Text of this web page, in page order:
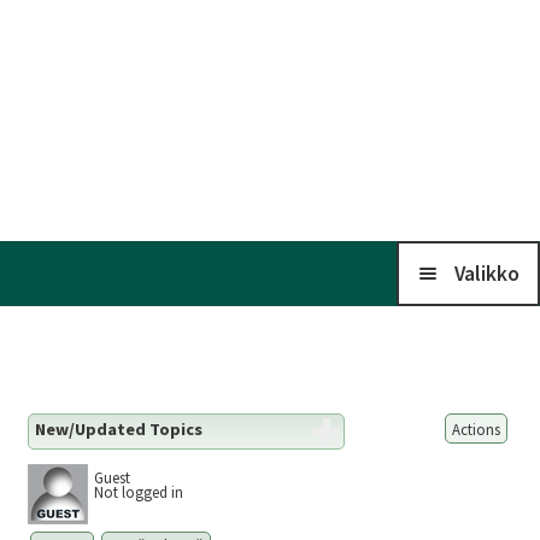
Valikko
Kalenteri
Liitto
Actions
New/Updated Topics
Guest
Not logged in